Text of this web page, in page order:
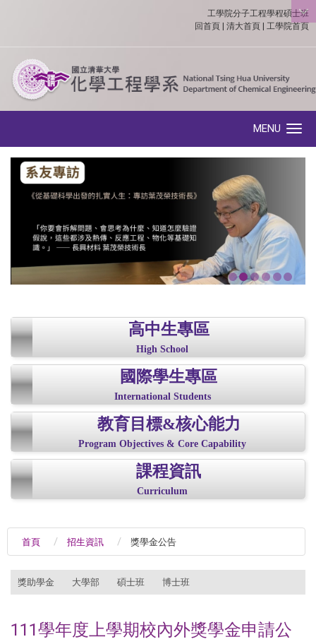
:::
工學院分子工程學程碩士班
回首頁
清大首頁 工學院首頁
MENU
高中生專區
High School
國際學生專區
International Students
教育目標&核心能力
Program Objectives & Core Capability
課程資訊
Curriculum
首頁 招生資訊 獎學金公告
獎助學金 大學部 碩士班 博士班
111學年度上學期校內外獎學金申請公